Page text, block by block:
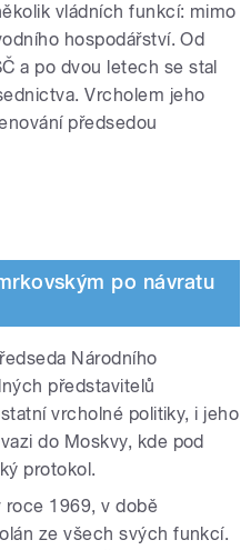
vládních funkcí: mimo
hospodářství. Od
a po dvou letech se stal
Vrcholem jeho
předsedou
po návratu
Národního
představitelů
vrcholné politiky, i jeho
do Moskvy, kde pod
protokol.
roce 1969, v době
ze všech svých funkcí.